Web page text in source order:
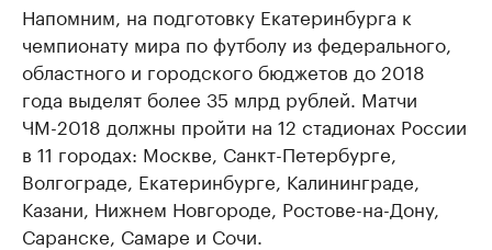
Напомним, на подготовку Екатеринбурга к
чемпионату мира по футболу из федерального,
областного и городского бюджетов до 2018
года выделят более 35 млрд рублей. Матчи
ЧМ-2018 должны пройти на 12 стадионах России
в 11 городах: Москве, Санкт-Петербурге,
Волгограде, Екатеринбурге, Калининграде,
Казани, Нижнем Новгороде, Ростове-на-Дону,
Саранске, Самаре и Сочи.